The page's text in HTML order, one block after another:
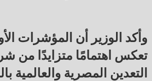
وأكد الوزير أن المؤشرات
تعكس اهتمامًا متزايدًا من
التعدين المصرية والعالمية